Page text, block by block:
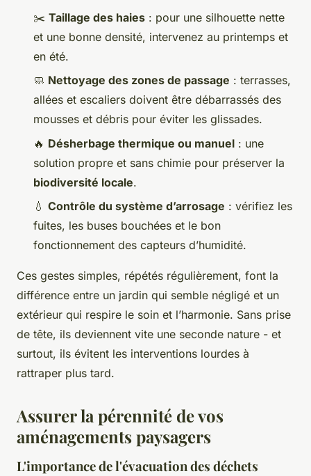
✂️ Taillage des haies : pour une silhouette nette
et une bonne densité, intervenez au printemps et
en été.
🧼 Nettoyage des zones de passage : terrasses,
allées et escaliers doivent être débarrassés des
mousses et débris pour éviter les glissades.
🔥 Désherbage thermique ou manuel : une
solution propre et sans chimie pour préserver la
biodiversité locale.
💧 Contrôle du système d’arrosage : vérifiez les
fuites, les buses bouchées et le bon
fonctionnement des capteurs d’humidité.
Ces gestes simples, répétés régulièrement, font la
différence entre un jardin qui semble négligé et un
extérieur qui respire le soin et l’harmonie. Sans prise
de tête, ils deviennent vite une seconde nature - et
surtout, ils évitent les interventions lourdes à
rattraper plus tard.
Assurer la pérennité de vos
aménagements paysagers
L'importance de l'évacuation des déchets